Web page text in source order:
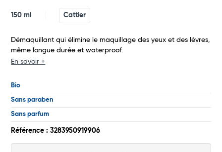
Total
150 ml Cattier
Démaquillant qui élimine le maquillage des yeux et des lèvres,
même longue durée et waterproof.
En savoir +
Bio
Sans paraben
Sans parfum
Référence : 3283950919906